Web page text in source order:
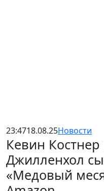
23:4718.08.25Новости
Кевин
Джилленхол
«Медовый